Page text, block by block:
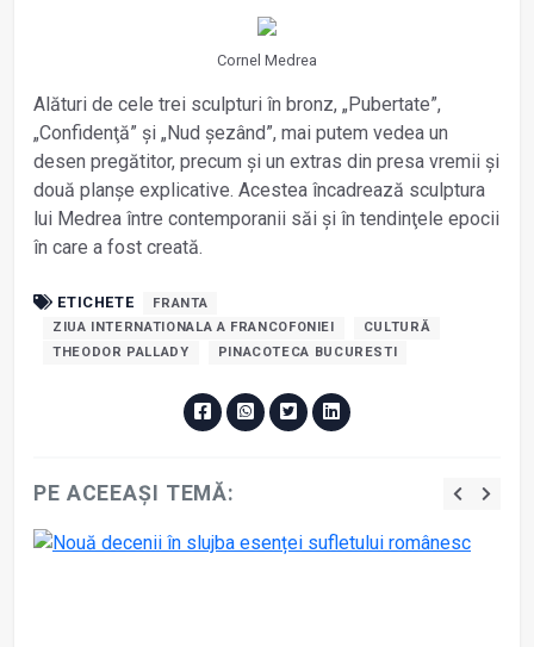
Cornel Medrea
Alături de cele trei sculpturi în bronz, „Pubertate”,
„Confidenţă” și „Nud șezând”, mai putem vedea un
desen pregătitor, precum și un extras din presa vremii și
două planșe explicative. Acestea încadrează sculptura
lui Medrea între contemporanii săi și în tendinţele epocii
în care a fost creată.
ETICHETE
FRANTA
ZIUA INTERNATIONALA A FRANCOFONIEI
CULTURĂ
THEODOR PALLADY
PINACOTECA BUCURESTI
PE ACEEAȘI TEMĂ: